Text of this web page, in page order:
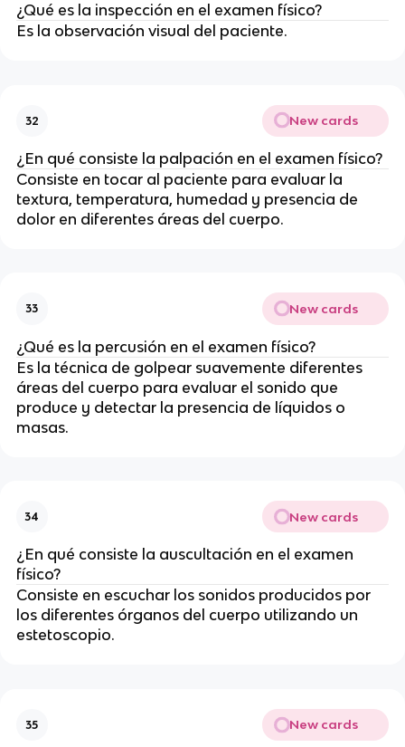
¿Qué es la inspección en el examen físico?
Es la observación visual del paciente.
32 New cards
¿En qué consiste la palpación en el examen físico?
Consiste en tocar al paciente para evaluar la
textura, temperatura, humedad y presencia de
dolor en diferentes áreas del cuerpo.
33 New cards
¿Qué es la percusión en el examen físico?
Es la técnica de golpear suavemente diferentes
áreas del cuerpo para evaluar el sonido que
produce y detectar la presencia de líquidos o
masas.
34 New cards
¿En qué consiste la auscultación en el examen
físico?
Consiste en escuchar los sonidos producidos por
los diferentes órganos del cuerpo utilizando un
estetoscopio.
35 New cards